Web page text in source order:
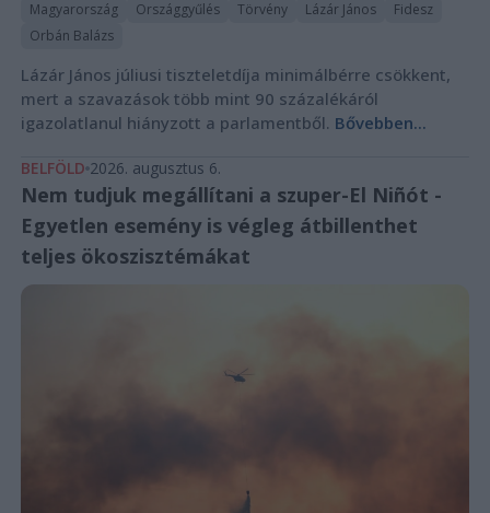
Magyarország Országgyűlés Törvény Lázár János
Fidesz
Orbán Balázs
Lázár János júliusi tiszteletdíja minimálbérre csökkent,
mert a szavazások több mint 90 százalékáról
igazolatlanul hiányzott a parlamentből. Bővebben...
BELFÖLD 2026. augusztus 6.
Nem tudjuk megállítani a szuper-El Niñót -
Egyetlen esemény is végleg átbillenthet
teljes ökoszisztémákat